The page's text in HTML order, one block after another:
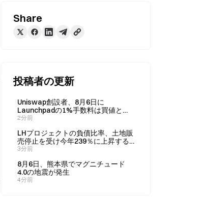
Share
投稿者の更新
Uniswap創設者、8月6日に
Launchpadの1%手数料は買値と売
値の2%スプレッドに相当すると批
2分前
LHプロジェクトの負債比率、土地販
売停止を受け今年239％に上昇する
見通し
3分前
8月6日、熊本県でマグニチュード
4.0の地震が発生
4分前